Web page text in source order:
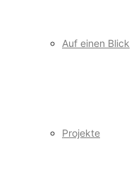
Auf einen Blick
Projekte